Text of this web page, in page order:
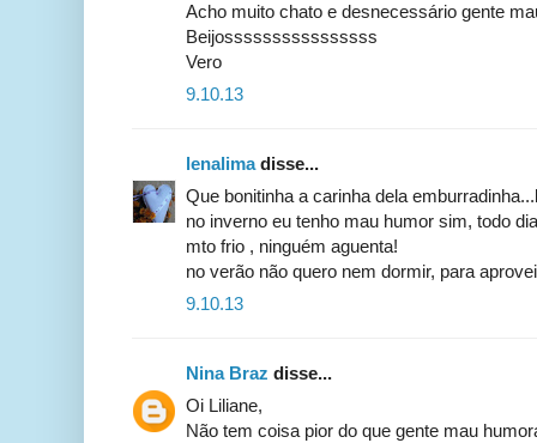
Acho muito chato e desnecessário gente
Beijossssssssssssssss
Vero
9.10.13
lenalimadisse...
Que bonitinha a carinha dela
no inverno eu tenho mau humor sim, todo
mto frio , ninguém aguenta!
no verão não quero nem dormir, para
9.10.13
Nina Braz disse...
Oi Liliane,
Não tem coisa pior do que gente mau